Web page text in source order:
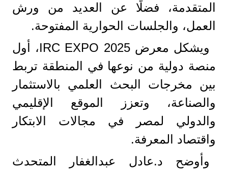
المتقدمة، فضلًا عن العديد من ورش
العمل، والجلسات الحوارية المفتوحة.
ويشكل معرض IRC EXPO 2025، أول
منصة دولية من نوعها في المنطقة تربط
بين مخرجات البحث العلمي بالاستثمار
والصناعة، وتعزز الموقع الإقليمي
والدولي لمصر في مجالات الابتكار
واقتصاد المعرفة.
وأوضح د.عادل عبدالغفار المتحدث